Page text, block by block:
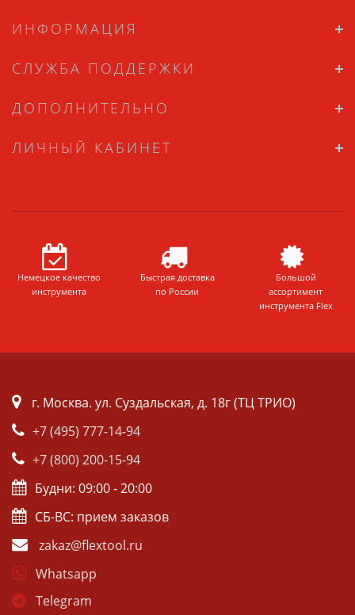
ИНФОРМАЦИЯ
СЛУЖБА ПОДДЕРЖКИ
ДОПОЛНИТЕЛЬНО
ЛИЧНЫЙ КАБИНЕТ
Немецкое качество
инструмента
Быстрая доставка
по России
Большой
ассортимент
инструмента Flex
г. Москва. ул. Суздальская, д. 18г (ТЦ ТРИО)
+7 (495) 777-14-94
+7 (800) 200-15-94
Будни: 09:00 - 20:00
СБ-ВС: прием заказов
zakaz@flextool.ru
Whatsapp
Telegram